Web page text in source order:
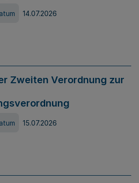
14.07.2026
Zweiten Verordnung zur
15.07.2026